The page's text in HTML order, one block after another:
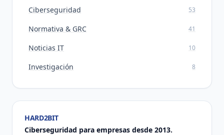
Ciberseguridad 53
Normativa & GRC 41
Noticias IT 10
Investigación 8
HARD2BIT
Ciberseguridad para empresas desde 2013.